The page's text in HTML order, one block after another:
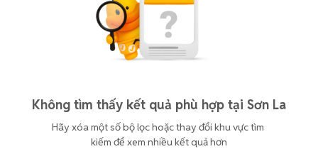
Không tìm thấy kết quả phù hợp tại Sơn La
Hãy xóa một số bộ lọc hoặc thay đổi khu vực tìm
kiếm để xem nhiều kết quả hơn